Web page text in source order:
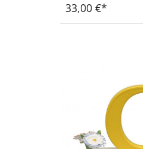
33,00 €